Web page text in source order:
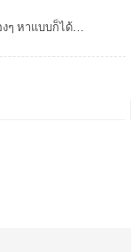
[center]ได้อุปกรณ์เสริมถ่ายภาพ"มาโคร"มาใหม่ครับ ลองๆ หาแบบก็ได้เจ้าแมงมุม กับแมลงปอช่วยเป็นแบบให้ ถ่ายมาเยอะๆ เลือกเอาที่คิดว่าดูดีที่สุดม...